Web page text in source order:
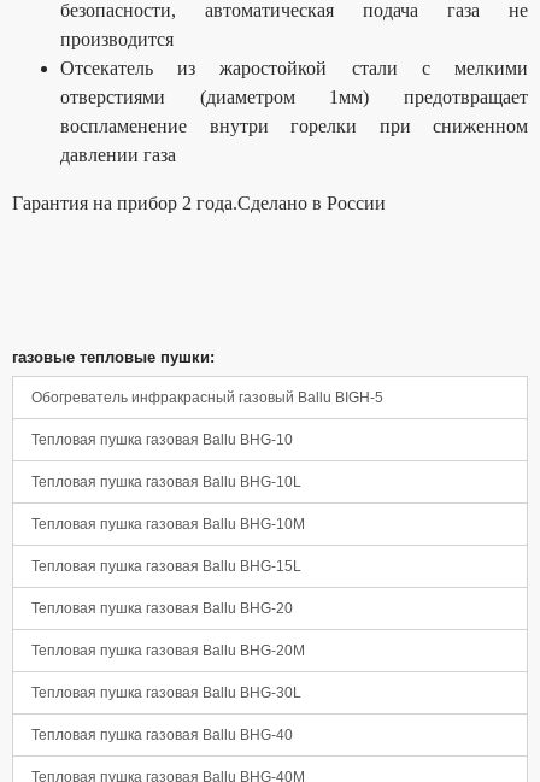
безопасности, автоматическая подача газа не
производится
Отсекатель из жаростойкой стали с мелкими
отверстиями (диаметром 1мм) предотвращает
воспламенение внутри горелки при сниженном
давлении газа
Гарантия на прибор 2 года.Сделано в России
газовые тепловые пушки:
Обогреватель инфракрасный газовый Ballu BIGH-5
Тепловая пушка газовая Ballu BHG-10
Тепловая пушка газовая Ballu BHG-10L
Тепловая пушка газовая Ballu BHG-10M
Тепловая пушка газовая Ballu BHG-15L
Тепловая пушка газовая Ballu BHG-20
Тепловая пушка газовая Ballu BHG-20M
Тепловая пушка газовая Ballu BHG-30L
Тепловая пушка газовая Ballu BHG-40
Тепловая пушка газовая Ballu BHG-40M
Панель управления